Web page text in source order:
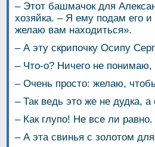
– Этот башмачок для
хозяйка. – Я ему подам его
желаю вам находиться».
– А эту скрипочку Осипу
– Что-о? Ничего не понимаю,
– Очень просто: желаю,
– Так ведь это же не дудка, а
– Как глупо! Не все ли
– А эта свинья с золотом для